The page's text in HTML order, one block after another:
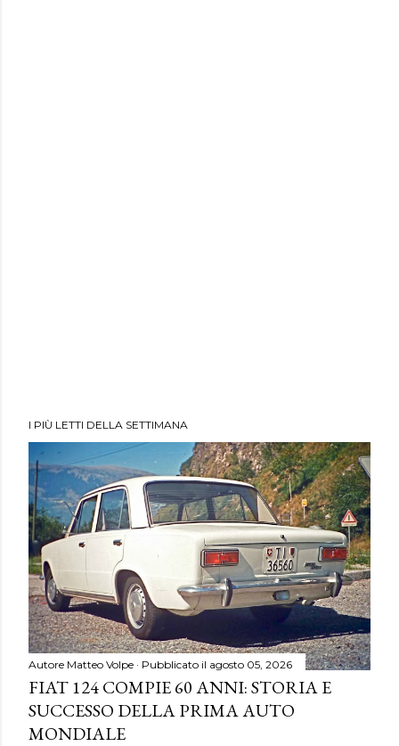
I PIÙ LETTI DELLA SETTIMANA
Autore Matteo Volpe Pubblicato il agosto 05, 2026
FIAT 124 COMPIE 60 ANNI: STORIA E
SUCCESSO DELLA PRIMA AUTO
MONDIALE